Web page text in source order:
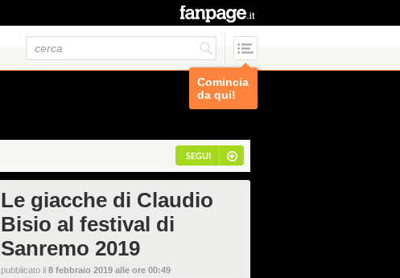
Comincia
da qui!
SEGUI
Le giacche di Claudio
Bisio al festival di
Sanremo 2019
pubblicato il 8 febbraio 2019 alle ore 00:49